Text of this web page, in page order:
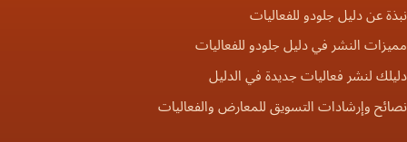
نبذة عن دليل جلودو للفعاليات
مميزات النشر في دليل جلودو للفعاليات
دليلك لنشر فعاليات جديدة في الدليل
نصائح وإرشادات التسويق للمعارض والفعاليات